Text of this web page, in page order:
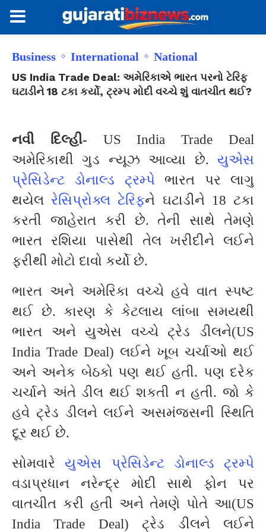
Business International National
US India Trade Deal: અમેરિકાએ ભારત પરનો ટેરિફ
ઘટાડીને 18 ટકા કર્યો, ટ્રમ્પ મોદી વચ્ચે શું વાતચીત થઈ?
નવી દિલ્હી- US India Trade Deal
અમેરિકાથી ગુડ ન્યૂઝ આવ્યા છે. યુએસ
પ્રેસિડેન્ટ ડોનાલ્ડ ટ્રમ્પે ભારત પર લાગુ
થયેલ રેસિપ્રોક્લ ટેરિફને ઘટાડીને 18 ટકા
કરતી જાહેરાત કરી છે. તેની સાથે તેમણે
ભારત રશિયા પાસેથી તેલ ખરીદીને લઈને
ફરીથી મોટો દાવો કર્યો છે.
ભારત અને અમેરિકા વચ્ચે હવે વાત સ્પષ્ટ
થઈ છે. કારણ કે કેટલાય લાંબા સમયથી
ભારત અને યુએસ વચ્ચે ટ્રેડ ડીલને(US
India Trade Deal) લઈને ખૂબ ચર્ચાઓ થઈ
અને અનેક બેઠકો પણ થઈ હતી. પણ દરેક
ચર્ચાને અંતે ડીલ થઈ શકતી ન હતી. જો કે
હવે ટ્રેડ ડીલને લઈને અસમંજસની સ્થિતિ
દૂર થઈ છે.
સોમવારે યુએસ પ્રેસિડેન્ટ ડોનાલ્ડ ટ્રમ્પે
વડાપ્રધાન નરેન્દ્ર મોદી સાથે ફોન પર
વાતચીત કરી હતી અને તેમણે પોતે આ(US
India Trade Deal) ટ્રેડ ડીલને લઈને